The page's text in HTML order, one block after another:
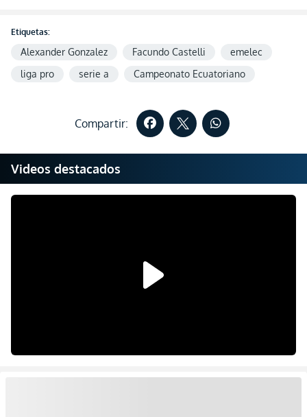
Etiquetas:
Alexander Gonzalez Facundo Castelli
emelec
liga pro
serie a Campeonato Ecuatoriano
Compartir:
Videos destacados